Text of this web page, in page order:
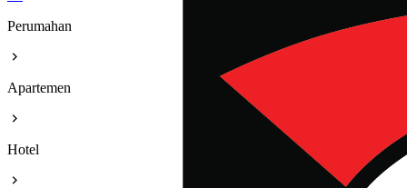
Perumahan
Apartemen
Hotel